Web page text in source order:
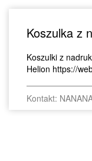
Koszulka z
Koszulki z
Helion https://
Kontakt: